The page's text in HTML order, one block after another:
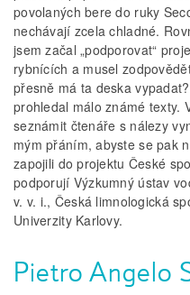
povolaných bere do ruky
nechávají zcela chladné.
jsem začal „podporovat“
rybnících a musel
přesně má ta deska
prohledal málo známé texty.
seznámit čtenáře s nálezy
mým přáním, abyste se pak
zapojili do projektu České
podporují Výzkumný ústav
v. v. i., Česká limnologická
Univerzity Karlovy.
Pietro Angelo